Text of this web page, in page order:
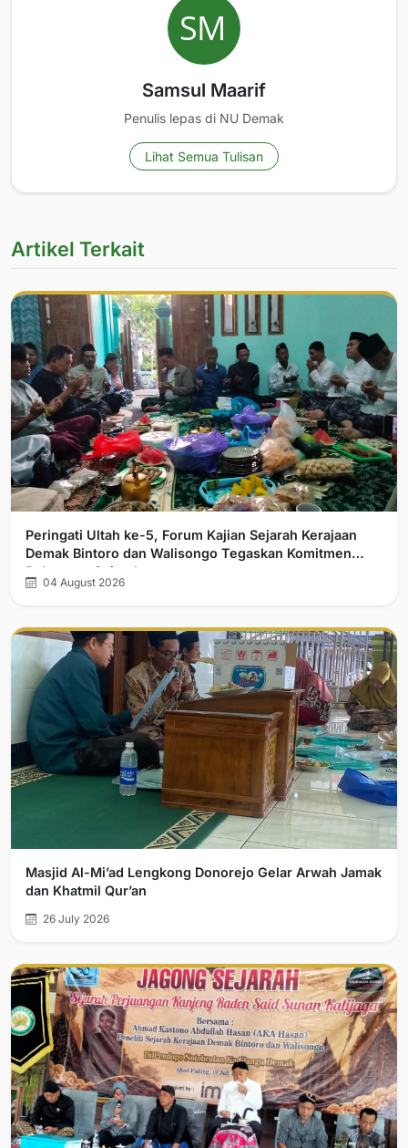
Samsul Maarif
Penulis lepas di NU Demak
Lihat Semua Tulisan
Artikel Terkait
Peringati Ultah ke-5, Forum Kajian Sejarah Kerajaan
Demak Bintoro dan Walisongo Tegaskan Komitmen
Pelurusan Sejarah
04 August 2026
Masjid Al-Mi’ad Lengkong Donorejo Gelar Arwah Jamak
dan Khatmil Qur’an
26 July 2026